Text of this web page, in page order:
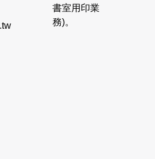
書室用印業
務)。